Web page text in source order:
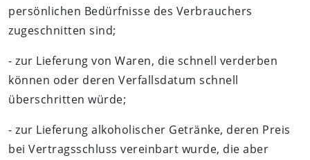
persönlichen Bedürfnisse des Verbrauchers
zugeschnitten sind;
- zur Lieferung von Waren, die schnell verderben
können oder deren Verfallsdatum schnell
überschritten würde;
- zur Lieferung alkoholischer Getränke, deren Preis
bei Vertragsschluss vereinbart wurde, die aber